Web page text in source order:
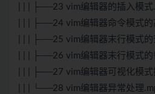
| | | ├──23 vim编辑器的插入模
| | | ├──24 vim编辑器命令模式
| | | ├──25 vim编辑器末行模式
| | | ├──26 vim编辑器末行模式
| | | ├──27 vim编辑器可视化模
| | | └──28 vim编辑器异常处理